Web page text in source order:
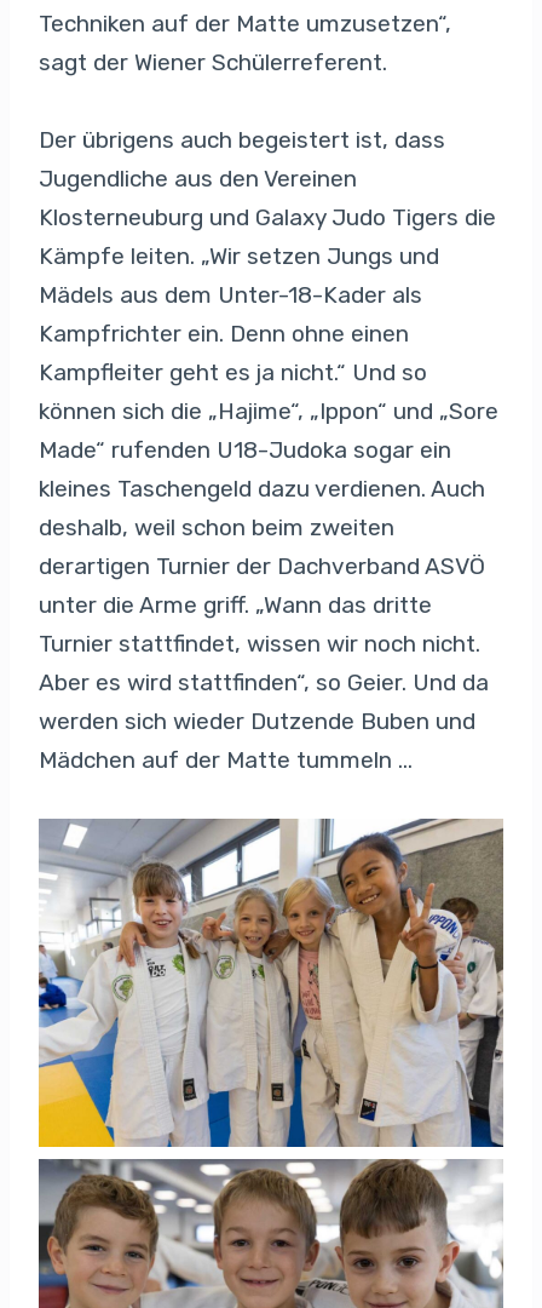
Techniken auf der Matte umzusetzen“,
sagt der Wiener Schülerreferent.
Der übrigens auch begeistert ist, dass
Jugendliche aus den Vereinen
Klosterneuburg und Galaxy Judo Tigers die
Kämpfe leiten. „Wir setzen Jungs und
Mädels aus dem Unter-18-Kader als
Kampfrichter ein. Denn ohne einen
Kampfleiter geht es ja nicht.“ Und so
können sich die „Hajime“, „Ippon“ und „Sore
Made“ rufenden U18-Judoka sogar ein
kleines Taschengeld dazu verdienen. Auch
deshalb, weil schon beim zweiten
derartigen Turnier der Dachverband ASVÖ
unter die Arme griff. „Wann das dritte
Turnier stattfindet, wissen wir noch nicht.
Aber es wird stattfinden“, so Geier. Und da
werden sich wieder Dutzende Buben und
Mädchen auf der Matte tummeln …